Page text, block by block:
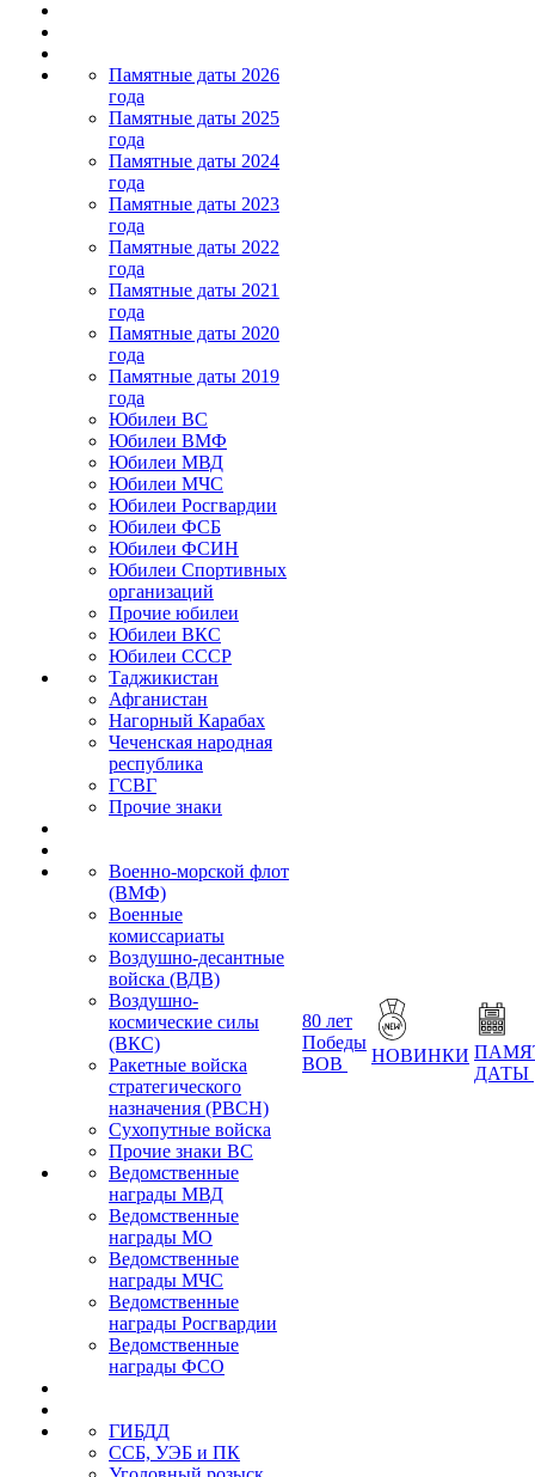
Памятные даты 2026
года
Памятные даты 2025
года
Памятные даты 2024
года
Памятные даты 2023
года
Памятные даты 2022
года
Памятные даты 2021
года
Памятные даты 2020
года
Памятные даты 2019
года
Юбилеи ВС
Юбилеи ВМФ
Юбилеи МВД
Юбилеи МЧС
Юбилеи Росгвардии
Юбилеи ФСБ
Юбилеи ФСИН
Юбилеи Спортивных
организаций
Прочие юбилеи
Юбилеи ВКС
Юбилеи СССР
Таджикистан
Афганистан
Нагорный Карабах
Чеченская народная
республика
ГСВГ
Прочие знаки
Военно-морской флот
(ВМФ)
Военные
комиссариаты
Воздушно-десантные
войска (ВДВ)
Воздушно-
космические силы
(ВКС)
Ракетные войска
стратегического
назначения (РВСН)
Сухопутные войска
Прочие знаки ВС
Ведомственные
награды МВД
Ведомственные
награды МО
Ведомственные
награды МЧС
Ведомственные
награды Росгвардии
Ведомственные
награды ФСО
ГИБДД
ССБ, УЭБ и ПК
80 лет
Победы
ВОВ
НОВИНКИ
ДАТЫ